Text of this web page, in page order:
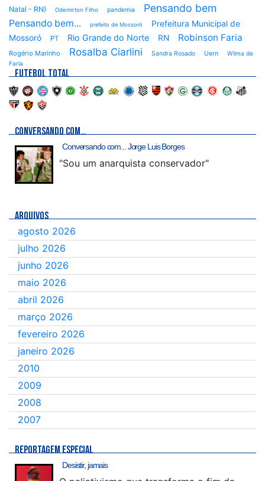
Natal - RN) Odemirton Filho pandemia Pensando bem
Pensando bem... prefeito de Mossoró
Prefeitura Municipal de
Mossoró
PT Rio Grande do Norte RN Robinson Faria
Rogério Marinho Rosalba Ciarlini Sandra Rosado Uern
Wilma de
Faria
FUTEBOL TOTAL
CONVERSANDO COM…
Conversando com... Jorge Luis Borges
"Sou um anarquista conservador"
ARQUIVOS
agosto 2026
julho 2026
junho 2026
maio 2026
abril 2026
março 2026
fevereiro 2026
janeiro 2026
2010
2009
2008
2007
REPORTAGEM ESPECIAL
Desistir, jamais